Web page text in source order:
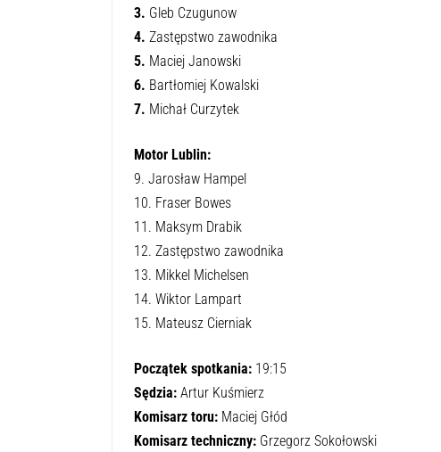
3. Gleb Czugunow
4. Zastępstwo zawodnika
5. Maciej Janowski
6. Bartłomiej Kowalski
7. Michał Curzytek
Motor Lublin:
9. Jarosław Hampel
10. Fraser Bowes
11. Maksym Drabik
12. Zastępstwo zawodnika
13. Mikkel Michelsen
14. Wiktor Lampart
15. Mateusz Cierniak
Początek spotkania:19:15
Sędzia:Artur Kuśmierz
Komisarz toru:Maciej Głód
Komisarz techniczny:Grzegorz Sokołowski